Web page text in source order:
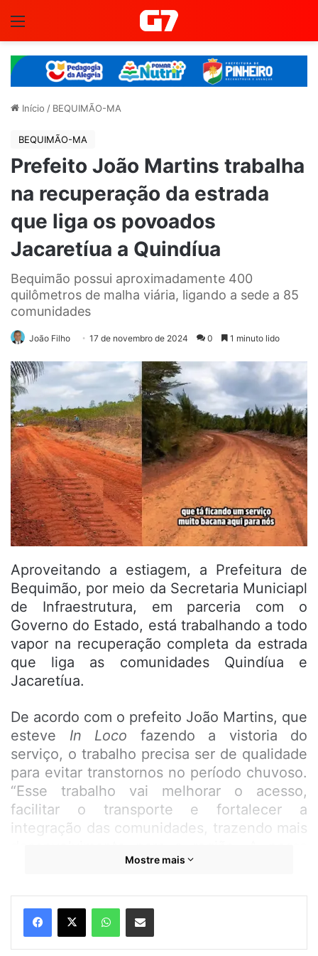
Início / BEQUIMÃO-MA
BEQUIMÃO-MA
Prefeito João Martins trabalha
na recuperação da estrada
que liga os povoados
Jacaretíua a Quindíua
Bequimão possui aproximadamente 400
quilômetros de malha viária, ligando a sede a 85
comunidades
João Filho 17 de novembro de 2024 0 1 minuto lido
Aproveitando a estiagem, a Prefeitura de
Bequimão, por meio da Secretaria Municiapl
de Infraestrutura, em parceria com o
Governo do Estado, está trabalhando a todo
vapor na recuperação completa da estrada
que liga as comunidades Quindíua e
Jacaretíua.
De acordo com o prefeito João Martins, que
esteve In Loco fazendo a vistoria do
serviço, o trabalho precisa ser de qualidade
para evitar transtornos no período chuvoso.
“Esse trabalho vai melhorar o acesso,
facilitar o transporte e fortalecer a
integração das comunidades, trazendo mais
gestão segue comprometida em melhorar a
Bequimão e garantir mais qualidade de vida
para todos os bequimãoenses”, descreveu
João Martins.
Mostre mais